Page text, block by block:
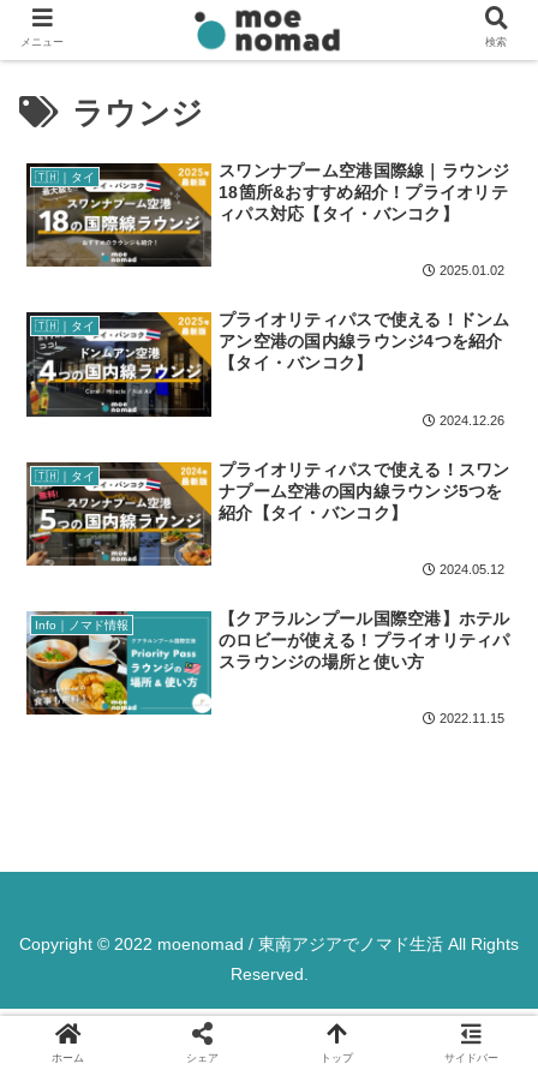
ラウンジ
🇹🇭｜タイ
スワンナプーム空港国際線｜ラウンジ
18箇所&おすすめ紹介！プライオリテ
ィパス対応【タイ・バンコク】
2025.01.02
🇹🇭｜タイ
プライオリティパスで使える！ドンム
アン空港の国内線ラウンジ4つを紹介
【タイ・バンコク】
2024.12.26
🇹🇭｜タイ
プライオリティパスで使える！スワン
ナプーム空港の国内線ラウンジ5つを
紹介【タイ・バンコク】
2024.05.12
Info｜ノマド情報
【クアラルンプール国際空港】ホテル
のロビーが使える！プライオリティパ
スラウンジの場所と使い方
2022.11.15
Copyright © 2022 moenomad / 東南アジアでノマド生活 All Rights
Reserved.
メニュー 検索
ホーム シェア トップ サイドバー